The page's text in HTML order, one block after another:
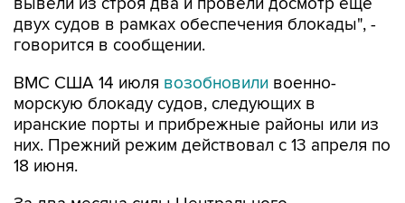
вывели из строя два и провели досмотр еще
двух судов в рамках обеспечения блокады", -
говорится в сообщении.
ВМС США 14 июля возобновили военно-
морскую блокаду судов, следующих в
иранские порты и прибрежные районы или из
них. Прежний режим действовал с 13 апреля по
18 июня.